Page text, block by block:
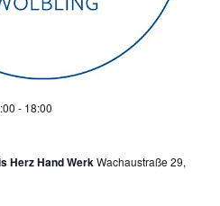
- 18:00
Herz Hand WerkWachaustraße 29,